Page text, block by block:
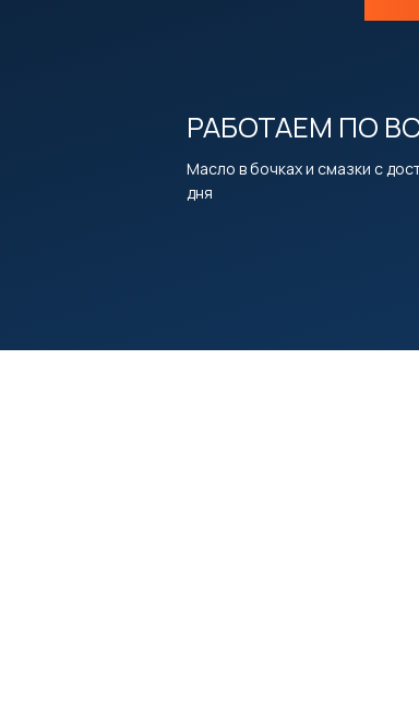
РАБОТАЕМ ПО
Масло в бочках и смазки с
дня